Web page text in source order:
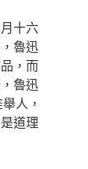
十六
魯迅
，而
魯迅
人，
道理